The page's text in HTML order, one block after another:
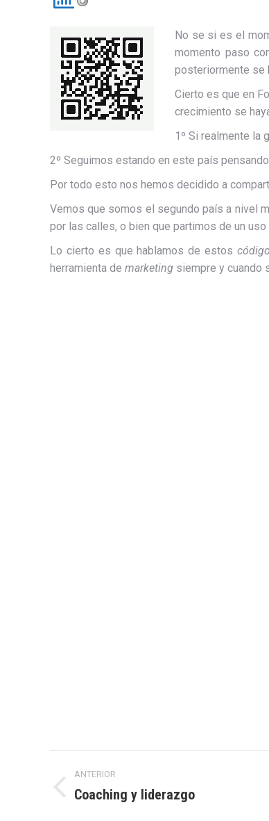
No se si es el
momento paso
posteriormente se
Cierto es que en
crecimiento se
1º Si realmente la
2º Seguimos estando en este país
Por todo esto nos hemos decidido a
Vemos que somos el segundo país a nivel
por las calles, o bien que partimos de un
Lo cierto es que hablamos de estos
herramienta de marketing siempre y cuando
Navegación
entre
ANTERIOR
Entrada
Coaching y liderazgo